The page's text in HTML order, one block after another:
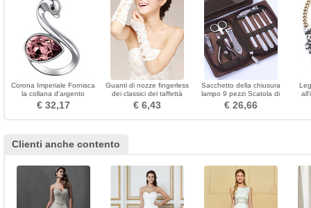
Corona Imperiale Fornisca
la collana d'argento
all'ingrosso delle donne del
fumetto
€ 32,17
Guanti di nozze fingerless
dei classici del taffettà
lunga classica di spessore
€ 6,43
Sacchetto della chiusura
lampo 9 pezzi Scatola di
chiod dell'acciaio di festival
€ 26,66
Clienti anche contento